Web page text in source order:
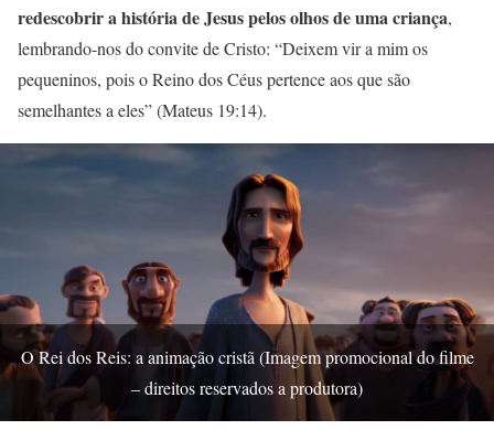
redescobrir a história de Jesus pelos olhos de uma criança,
lembrando-nos do convite de Cristo: “Deixem vir a mim os
pequeninos, pois o Reino dos Céus pertence aos que são
semelhantes a eles” (Mateus 19:14).
O Rei dos Reis: a animação cristã (Imagem promocional do filme
– direitos reservados a produtora)